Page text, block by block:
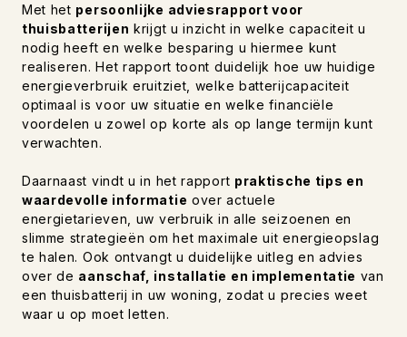
Met het persoonlijke adviesrapport voor
thuisbatterijen krijgt u inzicht in welke capaciteit u
nodig heeft en welke besparing u hiermee kunt
realiseren. Het rapport toont duidelijk hoe uw huidige
energieverbruik eruitziet, welke batterijcapaciteit
optimaal is voor uw situatie en welke financiële
voordelen u zowel op korte als op lange termijn kunt
verwachten.
Daarnaast vindt u in het rapport praktische tips en
waardevolle informatie over actuele
energietarieven, uw verbruik in alle seizoenen en
slimme strategieën om het maximale uit energieopslag
te halen. Ook ontvangt u duidelijke uitleg en advies
over de aanschaf, installatie en implementatie van
een thuisbatterij in uw woning, zodat u precies weet
waar u op moet letten.